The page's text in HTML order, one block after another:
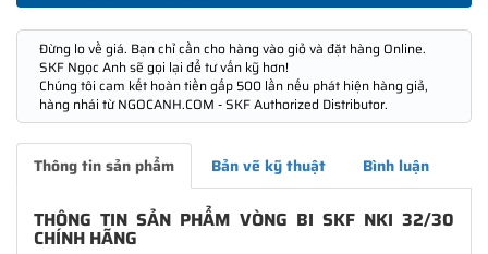
Đừng lo về giá. Bạn chỉ cần cho hàng vào giỏ và đặt hàng Online.
SKF Ngọc Anh sẽ gọi lại để tư vấn kỹ hơn!
Chúng tôi cam kết hoàn tiền gấp 500 lần nếu phát hiện hàng giả,
hàng nhái từ NGOCANH.COM - SKF Authorized Distributor.
Thông tin sản phẩm Bản vẽ kỹ thuật Bình luận
THÔNG TIN SẢN PHẨM VÒNG BI SKF NKI 32/30
CHÍNH HÃNG